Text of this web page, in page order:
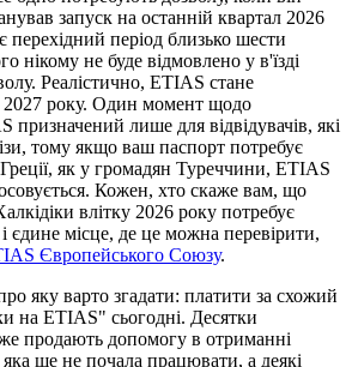
запуск на останній квартал 2026
перехідний період близько шести
нікому не буде відмовлено у в'їзді
Реалістично, ETIAS стане
2027 року. Один момент щодо
призначений лише для відвідувачів, які
тому якщо ваш паспорт потребує
як у громадян Туреччини, ETIAS
Кожен, хто скаже вам, що
влітку 2026 року потребує
єдине місце, де це можна перевірити,
Європейського Союзу.
яку варто згадати: платити за схожий
на ETIAS" сьогодні. Десятки
продають допомогу в отриманні
ще не почала працювати, а деякі